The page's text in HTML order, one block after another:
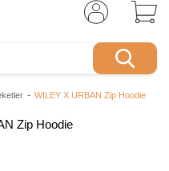
WILEY X URBAN Zip Hoodie